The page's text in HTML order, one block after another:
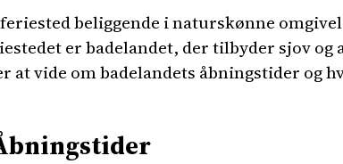
beliggende i naturskønne
er badelandet, der tilbyder sjov og
at vide om badelandets åbningstider og